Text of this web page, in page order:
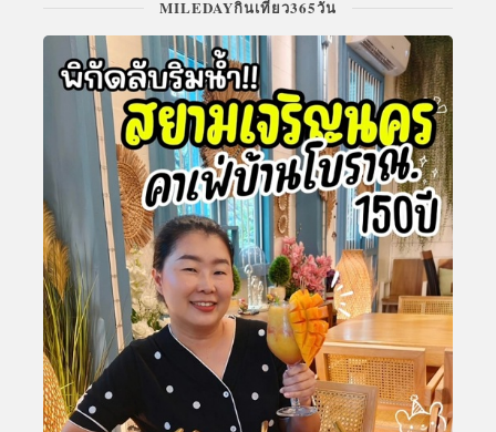
MILEDAYกินเที่ยว365วัน